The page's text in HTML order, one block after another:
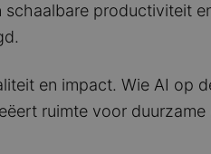
productiviteit
en impact. Wie AI op
ruimte voor duurzame